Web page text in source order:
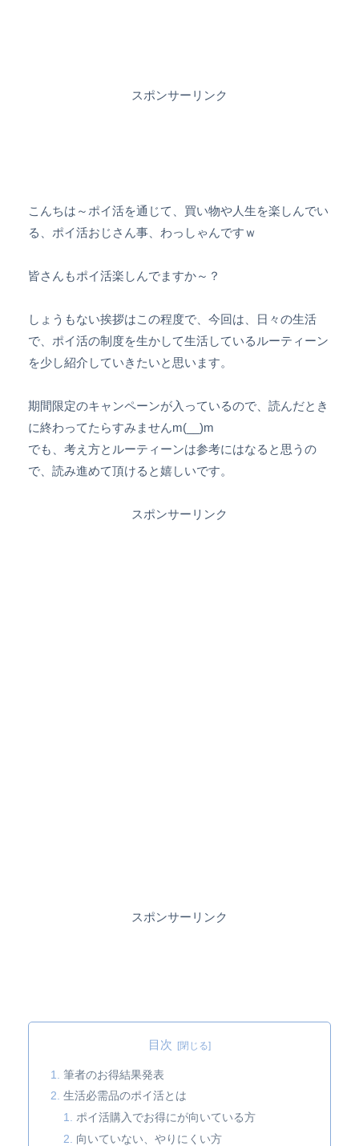
スポンサーリンク
こんちは～ポイ活を通じて、買い物や人生を楽しんでい
る、ポイ活おじさん事、わっしゃんですｗ
皆さんもポイ活楽しんでますか～？
しょうもない挨拶はこの程度で、今回は、日々の生活
で、ポイ活の制度を生かして生活しているルーティーン
を少し紹介していきたいと思います。
期間限定のキャンペーンが入っているので、読んだとき
に終わってたらすみませんm(__)m
でも、考え方とルーティーンは参考にはなると思うの
で、読み進めて頂けると嬉しいです。
スポンサーリンク
スポンサーリンク
目次
筆者のお得結果発表
生活必需品のポイ活とは
ポイ活購入でお得にが向いている方
向いていない、やりにくい方